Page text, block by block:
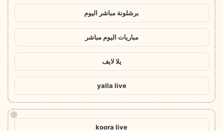
برشلونة مباشر اليوم
مباريات اليوم مباشر
يلا لايف
yalla live
!
koora live